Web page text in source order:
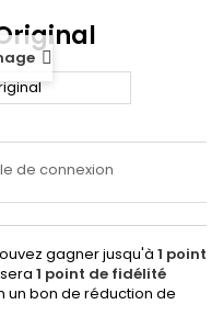
de connexion
gagner jusqu'à 1 point
1 point de fidélité
un bon de réduction de